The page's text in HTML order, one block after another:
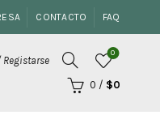
CONTACTO FAQ
0
0 / $0